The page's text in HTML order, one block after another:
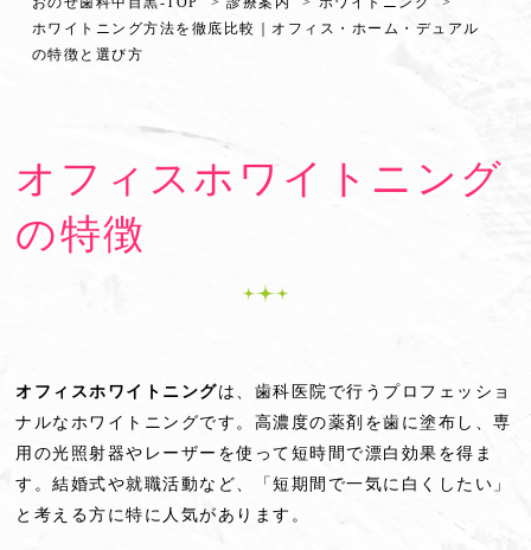
ホワイトニング方法を徹底比較｜オフィス・ホーム・デュアル
の特徴と選び方
オフィスホワイトニング
の特徴
オフィスホワイトニングは、歯科医院で行うプロフェッショ
ナルなホワイトニングです。高濃度の薬剤を歯に塗布し、専
用の光照射器やレーザーを使って短時間で漂白効果を得ま
す。結婚式や就職活動など、「短期間で一気に白くしたい」
と考える方に特に人気があります。